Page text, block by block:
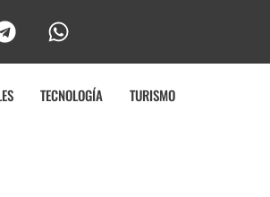
TECNOLOGÍA TURISMO